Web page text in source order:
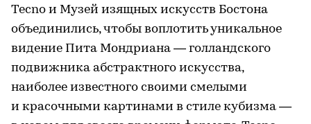
Tecno и Музей изящных искусств Бостона
объединились, чтобы воплотить уникальное
видение Пита Мондриана — голландского
подвижника абстрактного искусства,
наиболее известного своими смелыми
и красочными картинами в стиле кубизма —